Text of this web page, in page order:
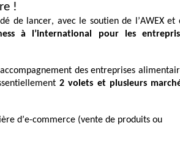
!
de lancer, avec le soutien de l’AWEX et
à l’international pour les
des entreprises
2 volets et plusieurs
d’e-commerce (vente de produits ou